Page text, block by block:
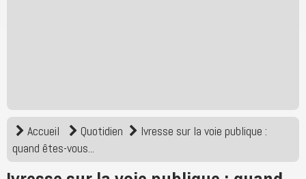
Accueil Quotidien
Ivresse sur la voie publique :
quand êtes-vous...